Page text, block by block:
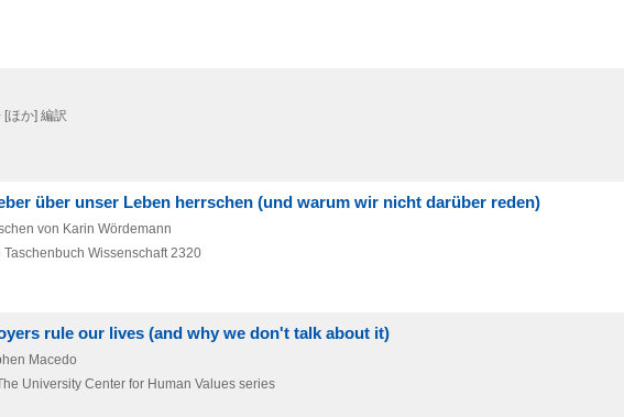
ほか] 編訳
über unser Leben herrschen (und warum wir nicht darüber reden)
von Karin Wördemann
Taschenbuch Wissenschaft 2320
rule our lives (and why we don't talk about it)
Macedo
University Center for Human Values series